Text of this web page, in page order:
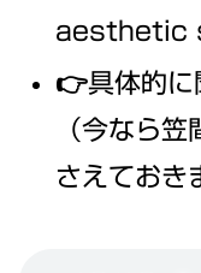
aesthetic
👉具体的に
（今なら
さえておき